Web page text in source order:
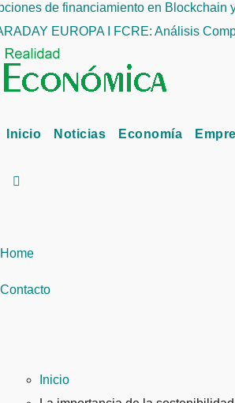
de financiamiento en Blockchain
EUROPA I FCRE: Análisis
Inicio Noticias Economía
Home
Contacto
Inicio